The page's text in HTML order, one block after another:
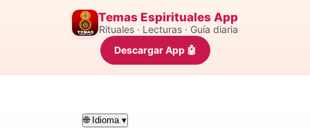
Temas Espirituales App
Rituales · Lecturas · Guía diaria
Descargar App 🤖
🌐 Idioma ▾